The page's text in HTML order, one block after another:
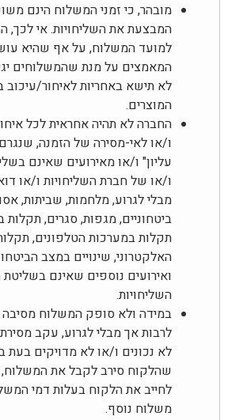
מובהר, כי זמני המשלוח הינם
המבצעת את השליחויות. אי לכך,
למועד המשלוח, על אף שהיא
המאמצים על מנת שהמשלוחים
לא תישא באחריות לאיחור/
המוצרים.
החברה לא תהיה אחראית לכל
ו/או לאי-מסירה של הזמנה,
עליון" ו/או מאירועים שאינם
ו/או של חברת השליחויות ו/או
מבלי לגרוע, מלחמות, שביתות,
ביטחוניים, מגפות, סגרים,
תקלות במערכות הטלפונים,
האלקטרוני, שינויים במצב
ואירועים נוספים שאינם
השליחויות.
במידה ולא סופק המשלוח
לרבות אך מבלי לגרוע, עקב
לא נכונים ו/או לא מדויקים בעת
שהלקוח סירב לקבל את
לחייב את הלקוח בעלות דמי
משלוח נוסף.